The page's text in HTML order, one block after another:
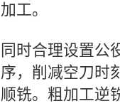
加工。
同时合理设置公
序，削减空刀时
顺铣。粗加工逆